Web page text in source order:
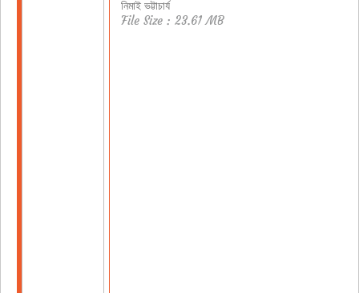
নিমাই ভট্টাচার্য
File Size : 23.61 MB